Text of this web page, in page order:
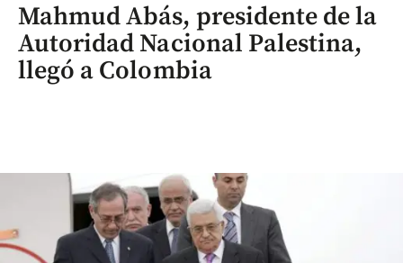
Mahmud Abás, presidente de la
Autoridad Nacional Palestina,
llegó a Colombia